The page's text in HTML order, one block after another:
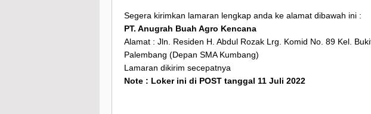
Segera kirimkan lamaran lengkap anda ke alamat dibawah ini :
PT. Anugrah Buah Agro Kencana
Alamat : Jln. Residen H. Abdul Rozak Lrg. Komid No. 89 Kel.
Palembang (Depan SMA Kumbang)
Lamaran dikirim secepatnya
Note : Loker ini di POST tanggal 11 Juli 2022